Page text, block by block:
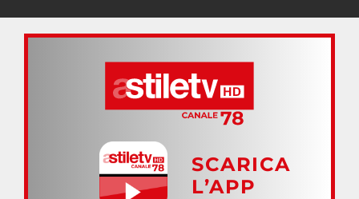
SCARICA
L’APP